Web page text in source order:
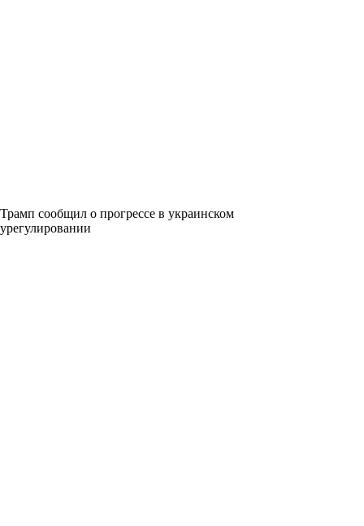
Трамп сообщил о прогрессе в украинском
урегулировании